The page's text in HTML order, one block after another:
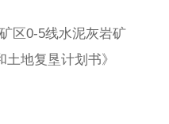
区0-5线水泥灰岩矿
地复垦计划书》